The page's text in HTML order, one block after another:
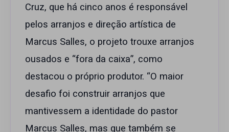
Cruz, que há cinco anos é responsável
pelos arranjos e direção artística de
Marcus Salles, o projeto trouxe arranjos
ousados e “fora da caixa”, como
destacou o próprio produtor. “O maior
desafio foi construir arranjos que
mantivessem a identidade do pastor
Marcus Salles, mas que também se